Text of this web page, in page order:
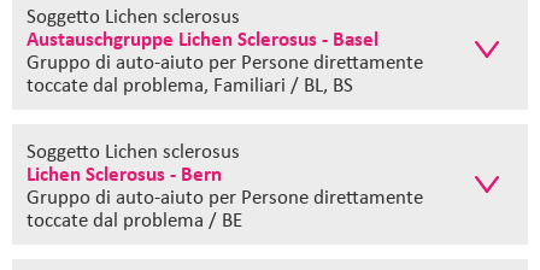
Soggetto Lichen sclerosus
Austauschgruppe Lichen Sclerosus - Basel
Gruppo di auto-aiuto per Persone direttamente
toccate dal problema, Familiari / BL, BS
Soggetto Lichen sclerosus
Lichen Sclerosus - Bern
Gruppo di auto-aiuto per Persone direttamente
toccate dal problema / BE